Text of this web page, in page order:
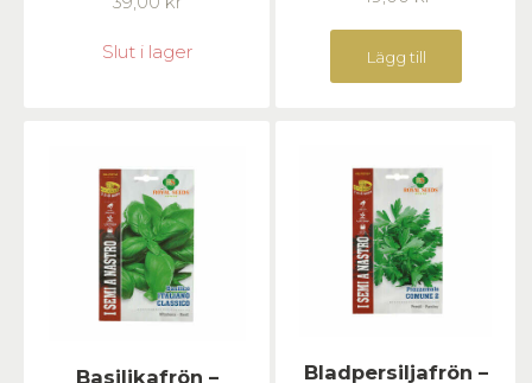
Slut i lager Lägg till
Basilikafrön –
Bladpersiljafrön –